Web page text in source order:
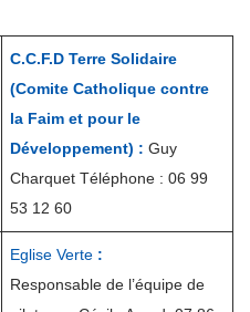
C.C.F.D Terre Solidaire
(Comite Catholique contre
la Faim et pour le
Développement) : Guy
Charquet Téléphone : 06 99
53 12 60
Eglise Verte :
Responsable de l’équipe de